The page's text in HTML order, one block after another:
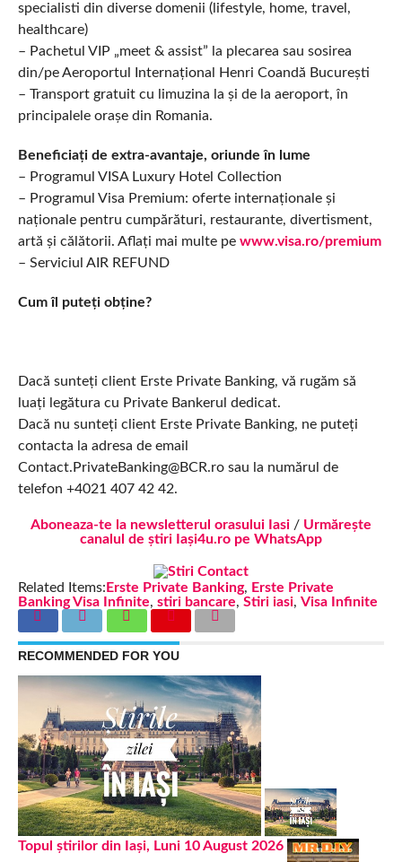
specialisti din diverse domenii (lifestyle, home, travel,
healthcare)
– Pachetul VIP „meet & assist” la plecarea sau sosirea
din/pe Aeroportul Internațional Henri Coandă București
– Transport gratuit cu limuzina la și de la aeroport, în
principalele orașe din Romania.
Beneficiați de extra-avantaje, oriunde în lume
– Programul VISA Luxury Hotel Collection
– Programul Visa Premium: oferte internaționale și
naționale pentru cumpărături, restaurante, divertisment,
artă și călătorii. Aflați mai multe pe www.visa.ro/premium
– Serviciul AIR REFUND
Cum îl puteți obține?
Dacă sunteți client Erste Private Banking, vă rugăm să
luați legătura cu Private Bankerul dedicat.
Dacă nu sunteți client Erste Private Banking, ne puteți
contacta la adresa de email
Contact.PrivateBanking@BCR.ro sau la numărul de
telefon +4021 407 42 42.
Aboneaza-te la newsletterul orasului Iasi/ Urmărește
canalul de știri Iași4u.ro pe WhatsApp
Related Items: Erste Private Banking, Erste Private
Banking Visa Infinite, stiri bancare, Stiri iasi, Visa Infinite
RECOMMENDED FOR YOU
Topul știrilor din Iași, Luni 10 August 2026